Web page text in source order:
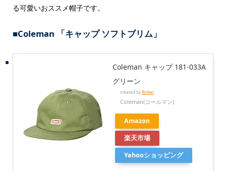
る可愛いおススメ帽子です。
■Coleman 「キャップ ソフトブリム」
Coleman キャップ 181-033A
グリーン
created byRinker
Coleman(コールマン)
Amazon
楽天市場
Yahooショッピング